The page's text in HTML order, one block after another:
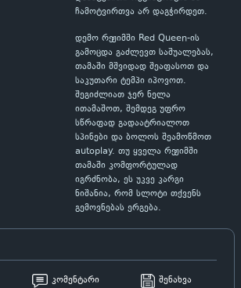
ჩამოტვირთვა არ დაგჭირდეთ.
დემო რეჟიმში Red Queen-ის
გამოცდა გაძლევთ საშუალებას,
თამაში მშვიდად შეაფასოთ და
საკუთარი ტემპი იპოვოთ.
შეგიძლიათ ჯერ ნელა
ითამაშოთ, შემდეგ უფრო
სწრაფად გადაატრიალოთ
სპინები და ბოლოს შეამოწმოთ
autoplay. თუ ყველა რეჟიმში
თამაში კომფორტულად
იგრძნობა, ეს უკვე კარგი
ნიშანია, რომ სლოტი თქვენს
გემოვნებას ერგება.
კომენტარი შენახვა